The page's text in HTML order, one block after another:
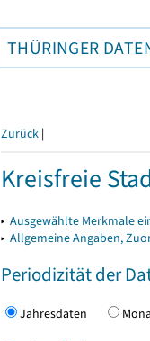
THÜRINGER
Zurück |
Kreisfreie
▸ Ausgewählte Merkmale
▸ Allgemeine Angaben,
Periodizität der
Jahresdaten